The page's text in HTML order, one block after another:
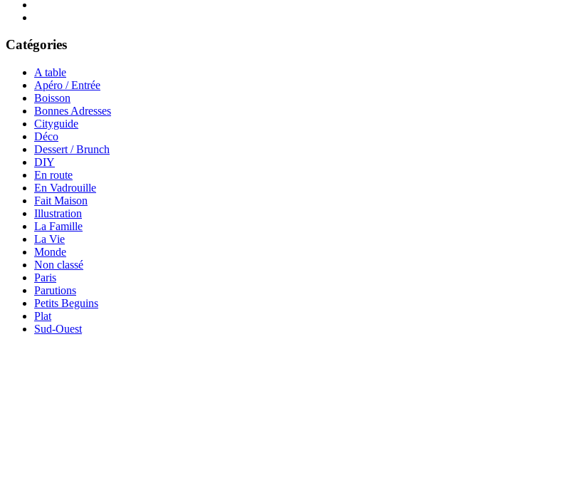
Catégories
A table
Apéro / Entrée
Boisson
Bonnes Adresses
Cityguide
Déco
Dessert / Brunch
DIY
En route
En Vadrouille
Fait Maison
Illustration
La Famille
La Vie
Monde
Non classé
Paris
Parutions
Petits Beguins
Plat
Sud-Ouest